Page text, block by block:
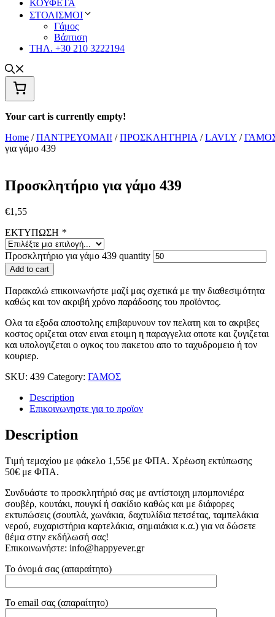
ΚΟΥΦΕΤΑ
ΣΤΟΛΙΣΜΟΙ
Γάμος
Βάπτιση
ΤΗΛ. +30 210 3222194
Your cart is currently empty!
Home /ΠΑΝΤΡΕΥΟΜΑΙ! /ΠΡΟΣΚΛΗΤΉΡΙΑ /LAVLY /
για γάμο 439
Προσκλητήριο για γάμο 439
€1,55
ΕΚΤΥΠΩΣΗ *
Προσκλητήριο για γάμο 439 quantity
Add to cart
Παρακαλώ επικοινωνήστε μαζί μας σχετικά με την διαθεσιμότητα
καθώς και τον ακριβή χρόνο παράδοσης του προϊόντος.
Ολα τα εξοδα αποστολης επιβαρυνουν τον πελατη και το ακριβες
κοστος οριζεται οταν ειναι ετοιμη η παραγγελια οποτε και ζυγιζεται
και υπολογιζεται ο ογκος του πακετου απο το ταχυδρομειο ή τον
κουριερ.
SKU: 439 Category: ΓΑΜΟΣ
Description
Επικοινωνηστε για το προϊoν
Description
Tιμή τεμαχίου με φάκελο 1,55€ με ΦΠΑ. Χρέωση εκτύπωσης
50€ με ΦΠΑ.
Συνδυάστε το προσκλητήριό σας με αντίστοιχη μπομπονιέρα
σουβέρ, κουτάκι, πουγκί ή σακίδιο καθώς και με διάφορες
εκτυπώσεις (σουπλά, χωνάκια, δαχτυλίδια πετσέτας, ταμπελάκια
νερού, ευχαριστήρια καρτελάκια, σημαιάκια κ.α.) για να δώσετε
θέμα στην εκδήλωσή σας!
Επικοινωνήστε: info@happyever.gr
Το όνομά σας (απαραίτητο)
Το email σας (απαραίτητο)